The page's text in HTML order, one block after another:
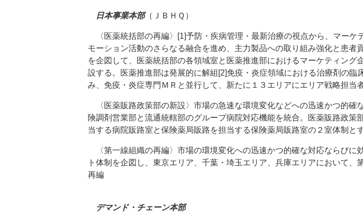
日本事業本部（ＪＢＨＱ）
〈医薬統括部の再編〉[1]予防・疾病管理・最新治療の視点から、マーケ
モーション活動のさらなる融合を進め、主力製品への取り組み強化と患者
を企図して、医薬統括部の各領域室と医薬推進部におけるマーケティング
設する。医薬推進部は発展的に解組[2]免疫・炎症領域における治療剤の臨
み、免疫・炎症専門ＭＲと並行して、新たに１３エリアにエリア戦略担当
〈医薬販路政策部の新設〉市場の急速な環境変化などへの迅速かつ的確
険調剤営業部と流通統轄部のグループ病院対応機能を統合。医薬販路政策
当する病院販路室と保険薬局販路を担当する保険薬局販路室の２室体制と
〈第一線組織の再編〉市場の環境変化への迅速かつ的確な対応ならびに
ト体制を企図し、東京エリア、千葉・埼玉エリア、兵庫エリアにおいて、
再編
デマンド・チェーン本部